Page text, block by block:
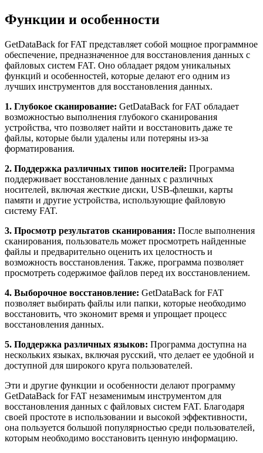
Функции и особенности
GetDataBack for FAT представляет собой мощное программное
обеспечение, предназначенное для восстановления данных с
файловых систем FAT. Оно обладает рядом уникальных
функций и особенностей, которые делают его одним из
лучших инструментов для восстановления данных.
1. Глубокое сканирование: GetDataBack for FAT обладает
возможностью выполнения глубокого сканирования
устройства, что позволяет найти и восстановить даже те
файлы, которые были удалены или потеряны из-за
форматирования.
2. Поддержка различных типов носителей: Программа
поддерживает восстановление данных с различных
носителей, включая жесткие диски, USB-флешки, карты
памяти и другие устройства, использующие файловую
систему FAT.
3. Просмотр результатов сканирования: После выполнения
сканирования, пользователь может просмотреть найденные
файлы и предварительно оценить их целостность и
возможность восстановления. Также, программа позволяет
просмотреть содержимое файлов перед их восстановлением.
4. Выборочное восстановление: GetDataBack for FAT
позволяет выбирать файлы или папки, которые необходимо
восстановить, что экономит время и упрощает процесс
восстановления данных.
5. Поддержка различных языков: Программа доступна на
нескольких языках, включая русский, что делает ее удобной и
доступной для широкого круга пользователей.
Эти и другие функции и особенности делают программу
GetDataBack for FAT незаменимым инструментом для
восстановления данных с файловых систем FAT. Благодаря
своей простоте в использовании и высокой эффективности,
она пользуется большой популярностью среди пользователей,
которым необходимо восстановить ценную информацию.